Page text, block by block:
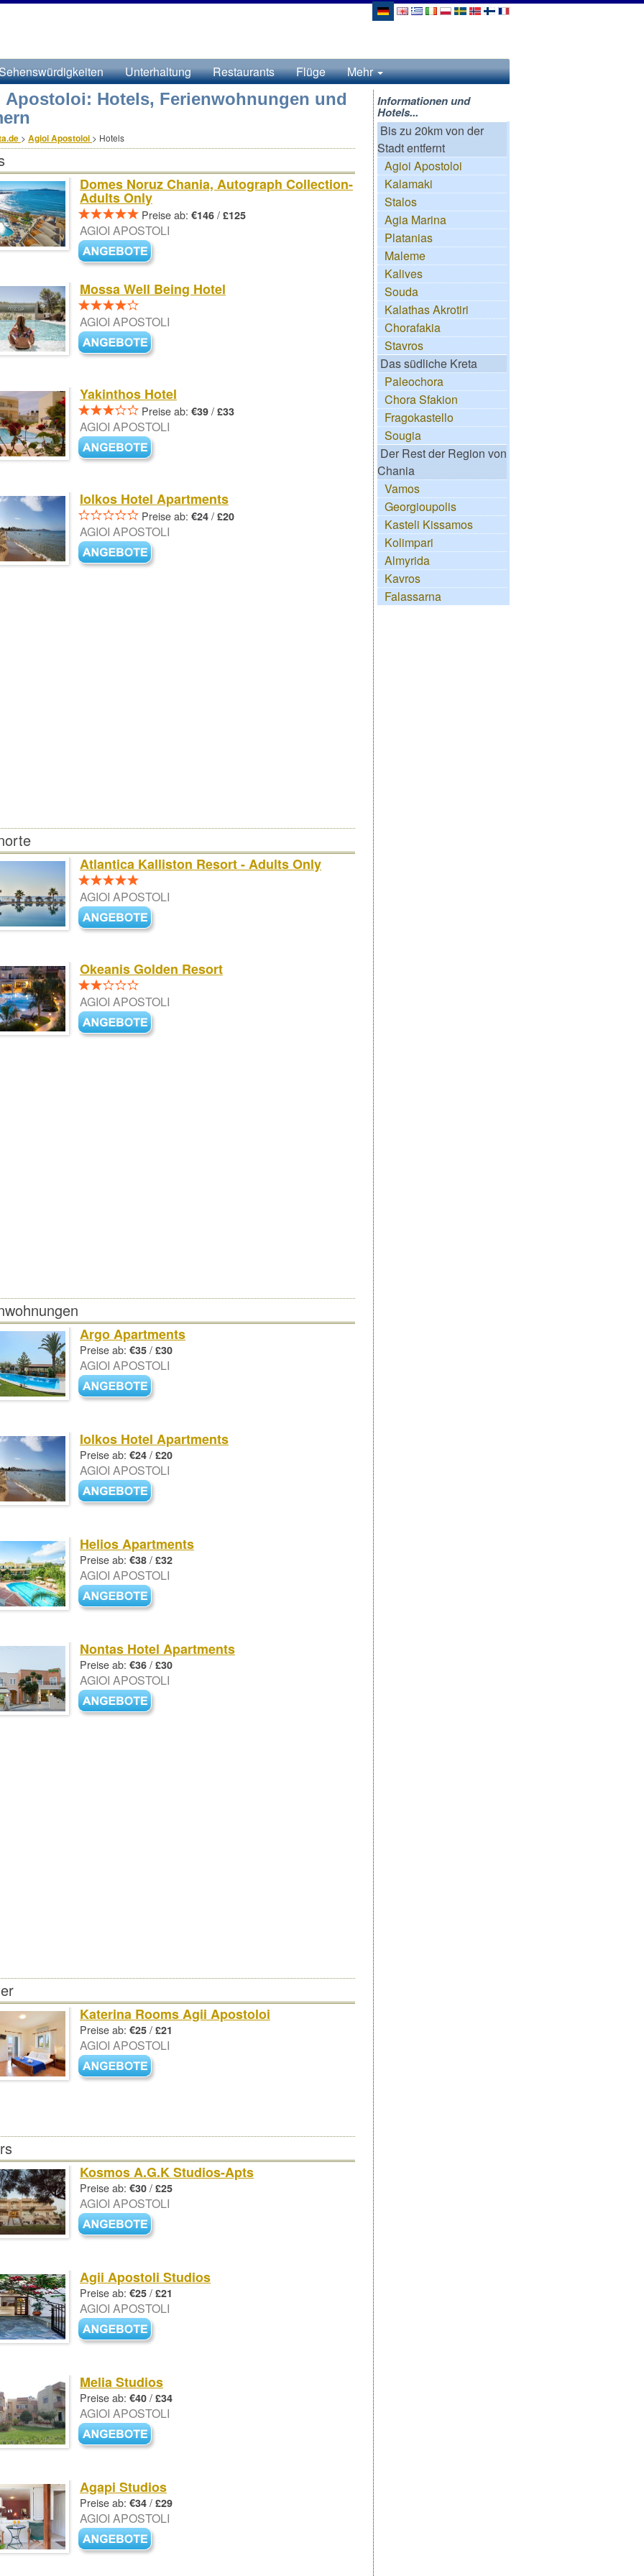
Unterhaltung Restaurants Flüge Mehr
Apostoloi: Hotels, Ferienwohnungen und
> Agioi Apostoloi > Hotels
Domes Noruz Chania, Autograph Collection-
Adults Only
Preise ab: €146 / £125
AGIOI APOSTOLI
Mossa Well Being Hotel
AGIOI APOSTOLI
Yakinthos Hotel
Preise ab: €39 / £33
AGIOI APOSTOLI
Iolkos Hotel Apartments
Preise ab: €24 / £20
AGIOI APOSTOLI
Atlantica Kalliston Resort - Adults Only
AGIOI APOSTOLI
Okeanis Golden Resort
AGIOI APOSTOLI
Argo Apartments
Preise ab: €35 / £30
AGIOI APOSTOLI
Iolkos Hotel Apartments
Preise ab: €24 / £20
AGIOI APOSTOLI
Helios Apartments
Preise ab: €38 / £32
AGIOI APOSTOLI
Nontas Hotel Apartments
Preise ab: €36 / £30
AGIOI APOSTOLI
Katerina Rooms Agii Apostoloi
Preise ab: €25 / £21
AGIOI APOSTOLI
Kosmos A.G.K Studios-Apts
Preise ab: €30 / £25
AGIOI APOSTOLI
Agii Apostoli Studios
Preise ab: €25 / £21
AGIOI APOSTOLI
Melia Studios
Preise ab: €40 / £34
AGIOI APOSTOLI
Agapi Studios
Preise ab: €34 / £29
AGIOI APOSTOLI
Informationen und
Hotels...
Bis zu 20km von der
Stadt entfernt
Agioi Apostoloi
Kalamaki
Stalos
Agia Marina
Platanias
Maleme
Kalives
Souda
Kalathas Akrotiri
Chorafakia
Stavros
Das südliche Kreta
Paleochora
Chora Sfakion
Fragokastello
Sougia
Der Rest der Region von
Chania
Vamos
Georgioupolis
Kasteli Kissamos
Kolimpari
Almyrida
Kavros
Falassarna